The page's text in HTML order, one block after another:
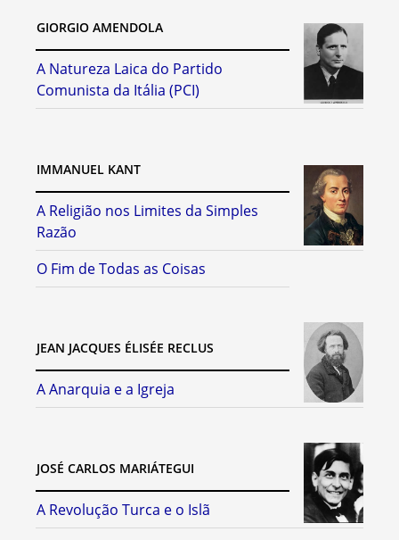
GIORGIO AMENDOLA
A Natureza Laica do Partido
Comunista da Itália (PCI)
IMMANUEL KANT
A Religião nos Limites da Simples
Razão
O Fim de Todas as Coisas
JEAN JACQUES ÉLISÉE RECLUS
A Anarquia e a Igreja
JOSÉ CARLOS MARIÁTEGUI
A Revolução Turca e o Islã